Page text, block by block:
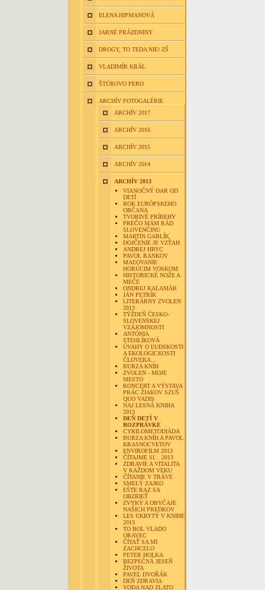
ELENA HIPMANOVÁ
JARNÉ PRÁZDNINY
DROGY, TO TEDA NIE! ZŠ
VLADIMÍR KRÁL
ŠTÚROVO PERO
ARCHÍV FOTOGALÉRIE
ARCHÍV 2017
ARCHÍV 2016
ARCHÍV 2015
ARCHÍV 2014
ARCHÍV 2013
VIANOČNÝ DAR OD
DETÍ
ROK EURÓPSKEHO
OBČANA
TVORIVÉ PRÍBEHY
PREČO MÁM RÁD
SLOVENČINU
MARTIN GABLÍK
DOJČENIE JE VZŤAH
ANDREJ HRYC
PAVOL RANKOV
MAĽOVANIE
HORÚCIM VOSKOM
HISTORICKÉ NOŽE A
MEČE
ONDREJ KALAMÁR
JÁN PETRÍK
LITERÁRNY ZVOLEN
2013
TÝŽDEŇ ČESKO-
SLOVENSKEJ
VZÁJOMNOSTI
ANTÓNIA
STEHLÍKOVÁ
ÚVAHY O ĽUDSKOSTI
A EKOLOGICKOSTI
ČLOVEKA...
BURZA KNÍH
ZVOLEN - MOJE
MESTO
KONCERT A VÝSTAVA
PRÁC ŽIAKOV SZUŠ
QUO VADIS
NAJ LESNÁ KNIHA
2013
DEŇ DETÍ V
ROZPRÁVKE
CYRILOMETODIÁDA
BURZA KNÍH A PAVOL
KRASNOCVETOV
ENVIROFILM 2013
ČÍTAJME SI... 2013
ZDRAVIE A VITALITA
V KAŽDOM VEKU
ČÍTANIE V TRÁVE
SMELÝ ZAJKO
EŠTE RAZ SA
OBZRIEŤ
ZVYKY A OBYČAJE
NAŠICH PREDKOV
LES UKRYTÝ V KNIHE
2013
TO BOL VLADO
ORAVEC
ČÍTAŤ SA MI
ZACHCELO
PETER HOLKA
BEZPEČNÁ JESEŇ
ŽIVOTA
PAVEL DVOŘÁK
DEŇ ZDRAVIA
VODA NAD ZLATO